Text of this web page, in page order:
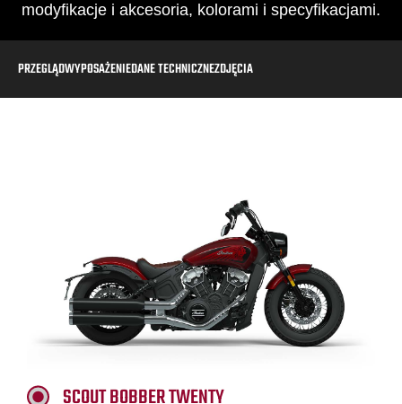
modyfikacje i akcesoria, kolorami i specyfikacjami.
PRZEGLĄDWYPOSAŻENIEDANE TECHNICZNEZDJĘCIA